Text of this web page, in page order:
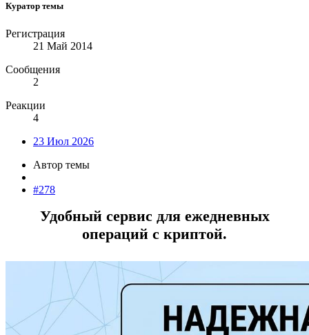
Куратор темы
Регистрация
21 Май 2014
Сообщения
2
Реакции
4
23 Июл 2026
Автор темы
#278
Удобный сервис для ежедневных
операций с криптой.